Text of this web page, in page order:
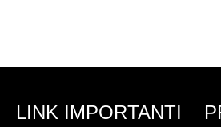
LINK IMPORTANTI